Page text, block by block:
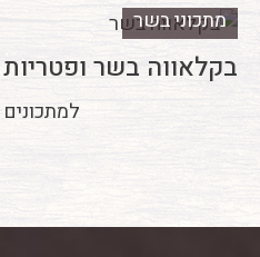
מתכוני בשר
בקלאווה בשר